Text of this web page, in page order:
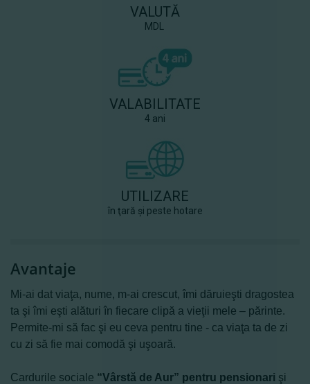
VALUTĂ
MDL
VALABILITATE
4 ani
UTILIZARE
în ţară şi peste hotare
Avantaje
Mi-ai dat viaţa, nume, m-ai crescut, îmi dăruieşti dragostea
ta şi îmi eşti alături în fiecare clipă a vieţii mele – părinte.
Permite-mi să fac şi eu ceva pentru tine - ca viaţa ta de zi
cu zi să fie mai comodă şi uşoară.
Cardurile sociale “Vârstă de Aur” pentru pensionari şi